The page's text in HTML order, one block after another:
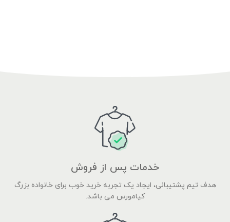
خدمات پس از فروش
هدف تیم پشتیبانی، ایجاد یک تجربه خرید خوب برای خانواده بزرگ
کیامورس می باشد.